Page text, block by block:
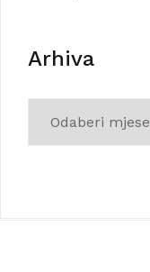
Arhiva